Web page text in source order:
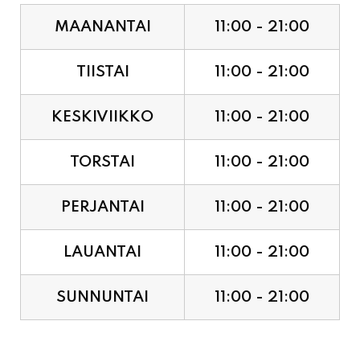
TIISTAI 11:00 - 21:00
KESKIVIIKKO 11:00 - 21:00
TORSTAI 11:00 - 21:00
PERJANTAI 11:00 - 21:00
LAUANTAI 11:00 - 21:00
SUNNUNTAI 11:00 - 21:00